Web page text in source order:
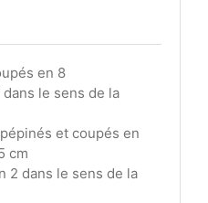
en 8
le sens de la
et coupés en
cm
2 dans le sens de la